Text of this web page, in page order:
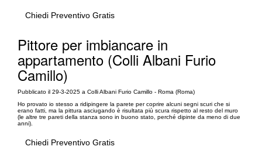
Chiedi Preventivo Gratis
Pittore per imbiancare in
appartamento (Colli Albani Furio
Camillo)
Pubblicato il 29-3-2025 a Colli Albani Furio Camillo - Roma (Roma)
Ho provato io stesso a ridipingere la parete per coprire alcuni segni scuri che si
erano fatti, ma la pittura asciugando è risultata più scura rispetto al resto del muro
(le altre tre pareti della stanza sono in buono stato, perché dipinte da meno di due
anni).
Chiedi Preventivo Gratis